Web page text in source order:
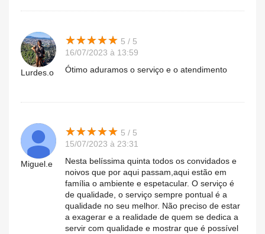
Lurdes.o
★★★★★
★★★★★ 5 / 5
16/07/2023 à 13:59
Ótimo aduramos o serviço e o atendimento
Miguel.e
★★★★★
★★★★★ 5 / 5
15/07/2023 à 23:31
Nesta belíssima quinta todos os convidados e
noivos que por aqui passam,aqui estão em
família o ambiente e espetacular. O serviço é
de qualidade, o serviço sempre pontual é a
qualidade no seu melhor. Não preciso de estar
a exagerar e a realidade de quem se dedica a
servir com qualidade e mostrar que é possível